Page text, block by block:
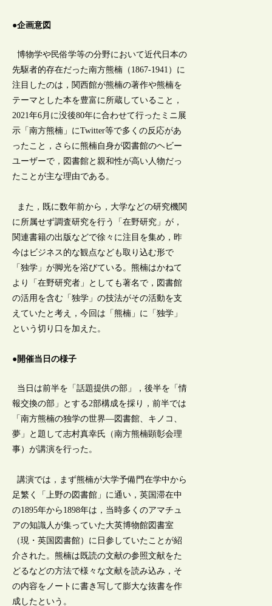
●企画意図
博物学や民俗学等の分野において近代日本の
先駆者的存在だった南方熊楠（1867-1941）に
注目したのは，関西館が熊楠の著作や熊楠を
テーマとした本を豊富に所蔵していること，
2021年6月に没後80年に合わせて行ったミニ展
示「南方熊楠」にTwitter等で多くの反応があ
ったこと，さらに熊楠自身が図書館のヘビー
ユーザーで，図書館と親和性が高い人物だっ
たことが主な理由である。
また，既に数年前から，大学などの研究機関
に所属せず調査研究を行う「在野研究」が，
関連書籍の出版などで徐々に注目を集め，昨
今はビジネス的な観点なども取り込む形で
「独学」が脚光を浴びている。熊楠はかねて
より「在野研究者」としても著名で，図書館
の活用を含む「独学」の技法がその活動を支
えていたと考え，今回は「熊楠」に「独学」
という切り口を加えた。
●開催当日の様子
当日は前半を「話題提供の部」，後半を「情
報交換の部」とする2部構成を採り，前半では
「南方熊楠の独学の世界―図書館、キノコ、
夢」と題して志村真幸氏（南方熊楠顕彰会理
事）が講演を行った。
講演では，まず熊楠が大学予備門在学中から
足繁く「上野の図書館」に通い，英国滞在中
の1895年から1898年は，当時多くのアマチュ
アの知識人が集っていた大英博物館図書室
（現・英国図書館）に日参していたことが紹
介された。熊楠は既読の文献の参照文献をた
どるなどの方法で様々な文献を読み込み，そ
の内容をノートに書き写して膨大な抜書を作
成したという。